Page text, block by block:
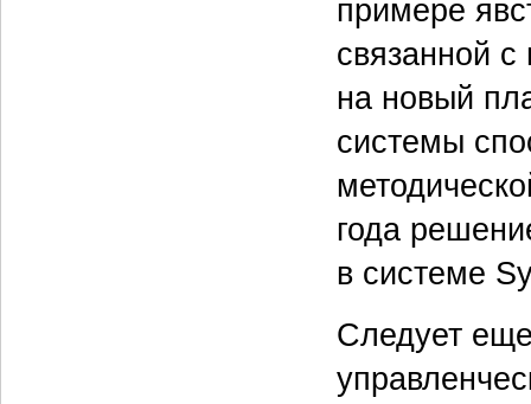
примере
связанной с
на новый
системы
года
в системе
Следует еще